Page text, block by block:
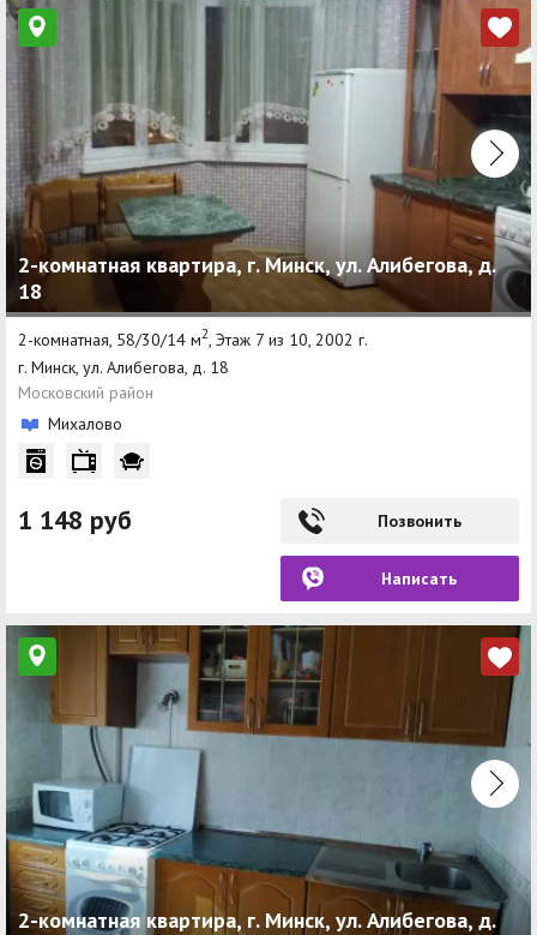
2-комнатная квартира, г. Минск, ул. Алибегова, д.
18
2-комнатная, 58/30/14 м2 , Этаж 7 из 10, 2002 г.
г. Минск, ул. Алибегова, д. 18
Московский район
Михалово
1 148 руб Позвонить
Написать
2-комнатная квартира, г. Минск, ул. Алибегова, д.